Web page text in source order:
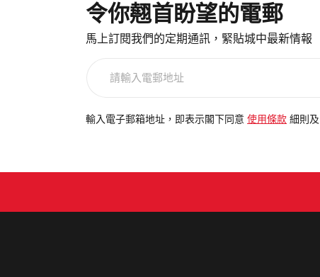
令你翹首盼望的電郵
馬上訂閱我們的定期通訊，緊貼城中最新情報
電
輸入電子郵箱地址，即表示閣下同意 使用條款 細則及